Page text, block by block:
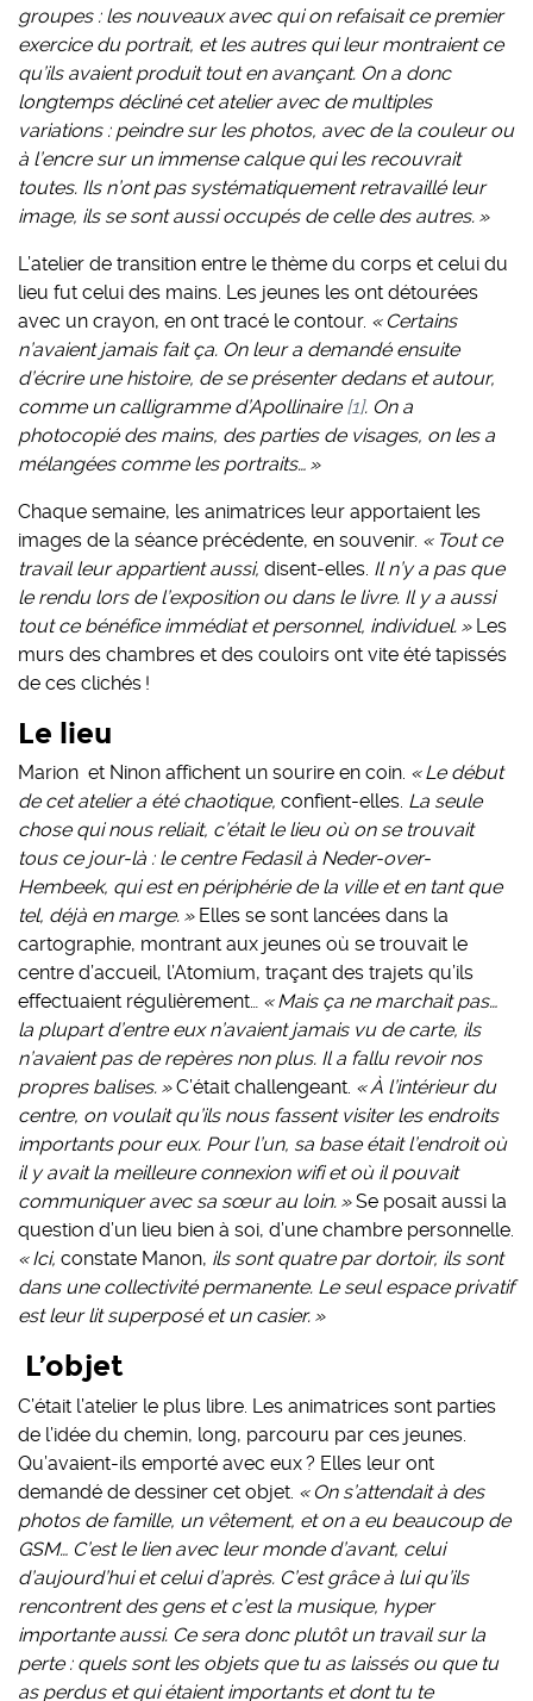
groupes : les nouveaux avec qui on refaisait ce premier
exercice du portrait, et les autres qui leur montraient ce
qu’ils avaient produit tout en avançant. On a donc
longtemps décliné cet atelier avec de multiples
variations : peindre sur les photos, avec de la couleur ou
à l’encre sur un immense calque qui les recouvrait
toutes. Ils n’ont pas systématiquement retravaillé leur
image, ils se sont aussi occupés de celle des autres. »
L’atelier de transition entre le thème du corps et celui du
lieu fut celui des mains. Les jeunes les ont détourées
avec un crayon, en ont tracé le contour. « Certains
n’avaient jamais fait ça. On leur a demandé ensuite
d’écrire une histoire, de se présenter dedans et autour,
comme un calligramme d’Apollinaire [1]. On a
photocopié des mains, des parties de visages, on les a
mélangées comme les portraits… »
Chaque semaine, les animatrices leur apportaient les
images de la séance précédente, en souvenir. « Tout ce
travail leur appartient aussi, disent-elles. Il n’y a pas que
le rendu lors de l’exposition ou dans le livre. Il y a aussi
tout ce bénéfice immédiat et personnel, individuel. »Les
murs des chambres et des couloirs ont vite été tapissés
de ces clichés !
Le lieu
Marion et Ninon affichent un sourire en coin. « Le début
de cet atelier a été chaotique, confient-elles. La seule
chose qui nous reliait, c’était le lieu où on se trouvait
tous ce jour-là : le centre Fedasil à Neder-over-
Hembeek, qui est en périphérie de la ville et en tant que
tel, déjà en marge. »Elles se sont lancées dans la
cartographie, montrant aux jeunes où se trouvait le
centre d’accueil, l’Atomium, traçant des trajets qu’ils
effectuaient régulièrement… « Mais ça ne marchait pas…
la plupart d’entre eux n’avaient jamais vu de carte, ils
n’avaient pas de repères non plus. Il a fallu revoir nos
propres balises. »C’était challengeant. « À l’intérieur du
centre, on voulait qu’ils nous fassent visiter les endroits
importants pour eux. Pour l’un, sa base était l’endroit où
il y avait la meilleure connexion wifi et où il pouvait
communiquer avec sa sœur au loin. »Se posait aussi la
question d’un lieu bien à soi, d’une chambre personnelle.
« Ici, constate Manon, ils sont quatre par dortoir, ils sont
dans une collectivité permanente. Le seul espace privatif
est leur lit superposé et un casier. »
L’objet
C’était l’atelier le plus libre. Les animatrices sont parties
de l’idée du chemin, long, parcouru par ces jeunes.
Qu’avaient-ils emporté avec eux ? Elles leur ont
demandé de dessiner cet objet. « On s’attendait à des
photos de famille, un vêtement, et on a eu beaucoup de
GSM… C’est le lien avec leur monde d’avant, celui
d’aujourd’hui et celui d’après. C’est grâce à lui qu’ils
rencontrent des gens et c’est la musique, hyper
importante aussi. Ce sera donc plutôt un travail sur la
perte : quels sont les objets que tu as laissés ou que tu
as perdus et qui étaient importants et dont tu te